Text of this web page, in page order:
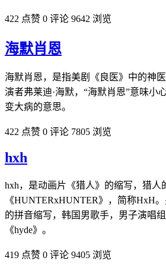
422 点赞 0 评论 9642 浏览
海默肖恩
海默肖恩，是指美剧《良医》中的神
演者弗莱迪·海默，“海默肖恩”意味小
变大病的意思。
422 点赞 0 评论 7805 浏览
hxh
hxh，是动画片《猎人》的缩写，猎人
《HUNTERxHUNTER》，简称HxH
的拼音缩写，韩国男歌手，男子演唱
《hyde》。
419 点赞 0 评论 9405 浏览